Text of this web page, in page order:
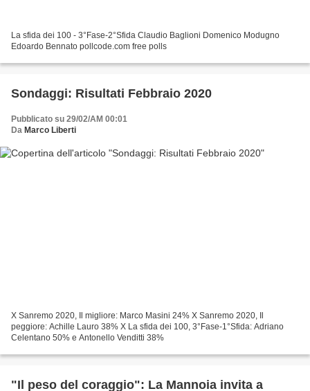
La sfida dei 100 - 3°Fase-2°Sfida Claudio Baglioni Domenico Modugno
Edoardo Bennato pollcode.com free polls
Sondaggi: Risultati Febbraio 2020
Pubblicato su 29/02/AM 00:01
Da Marco Liberti
X Sanremo 2020, Il migliore: Marco Masini 24% X Sanremo 2020, Il
peggiore: Achille Lauro 38% X La sfida dei 100, 3°Fase-1°Sfida: Adriano
Celentano 50% e Antonello Venditti 38%
"Il peso del coraggio": La Mannoia invita a